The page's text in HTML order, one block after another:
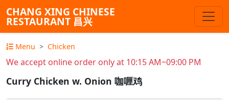
CHANG XING CHINESE
RESTAURANT 昌兴
Menu Chicken
We accept online order only at 10:15 AM~09:00 PM
Curry Chicken w. Onion 咖喱鸡